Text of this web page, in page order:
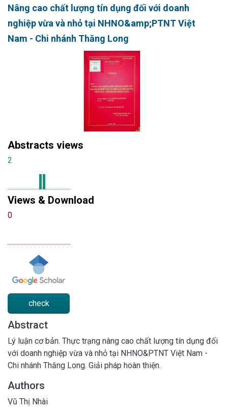
Nâng cao chất lượng tín dụng đối với doanh
nghiệp vừa và nhỏ tại NHNO&amp;PTNT Việt
Nam - Chi nhánh Thăng Long
Abstracts views
2
Views & Download
0
check
Abstract
Lý luận cơ bản. Thực trạng nâng cao chất lượng tín dụng đối
với doanh nghiệp vừa và nhỏ tại NHNO&PTNT Việt Nam -
Chi nhánh Thăng Long. Giải pháp hoàn thiện.
Authors
Vũ Thị Nhài